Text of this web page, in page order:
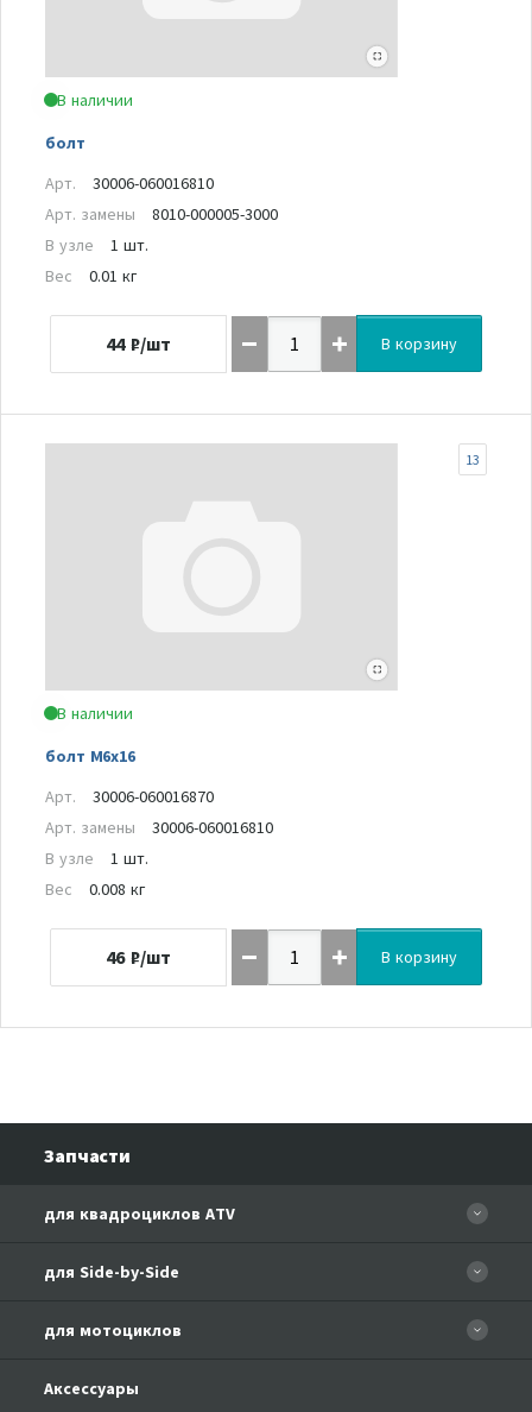
В наличии
болт
Арт.
30006-060016810
Арт. замены
8010-000005-3000
В узле
1 шт.
Вес
0.01 кг
44 ₽/шт В корзину
В наличии
болт M6x16
13
Арт.
30006-060016870
Арт. замены
30006-060016810
В узле
1 шт.
Вес
0.008 кг
46 ₽/шт В корзину
Запчасти
для квадроциклов ATV
CFORCE 110 EFI
CF500-A Basic
CF500-2A
для Side-by-Side
CF800-U8 EFI
для мотоциклов
Аксессуары